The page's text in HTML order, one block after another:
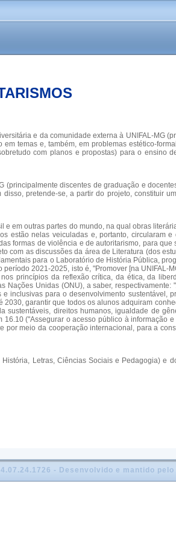
e da comunidade externa à UNIFAL-MG
temas e, também, em problemas estético-
com planos e propostas) para o ensino
discentes de graduação e
pretende-se, a partir do projeto, constituir
em outras partes do mundo, na qual obras
estão nelas veiculadas e, portanto, circularam e
formas de violência e de autoritarismo, para que
com as discussões da área de Literatura (dos
para o Laboratório de História Pública,
2021-2025, isto é, "Promover [na UNIFAL-
princípios da reflexão crítica, da ética, da
Unidas (ONU), a saber, respectivamente:
inclusivas para o desenvolvimento sustentável,
garantir que todos os alunos adquiram
sustentáveis, direitos humanos, igualdade de
("Assegurar o acesso público à informação
por meio da cooperação internacional, para a
Letras, Ciências Sociais e Pedagogia) e
- Desenvolvido e mantido pelo